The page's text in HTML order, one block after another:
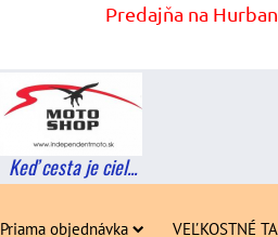
Predajňa na
Keď cesta je ciel...
Priama objednávka VEĽKOSTNÉ